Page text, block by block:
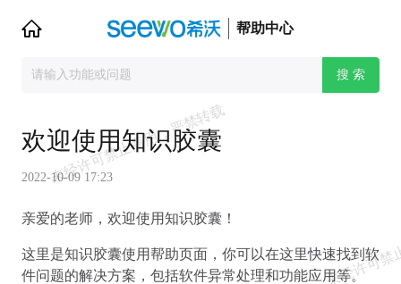
帮助中心
搜 索
欢迎使用知识胶囊
2022-10-09 17:23
亲爱的老师，欢迎使用知识胶囊！
这里是知识胶囊使用帮助页面，你可以在这里快速找到软
件问题的解决方案，包括软件异常处理和功能应用等。